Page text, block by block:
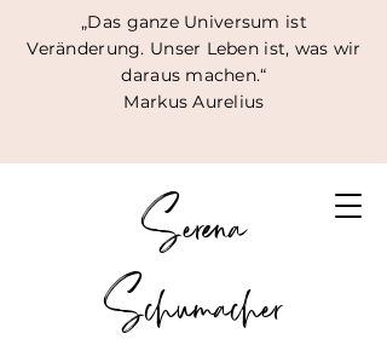
„Das ganze Universum ist
Veränderung. Unser Leben ist, was wir
daraus machen.“
Markus Aurelius
Serena
Schumacher